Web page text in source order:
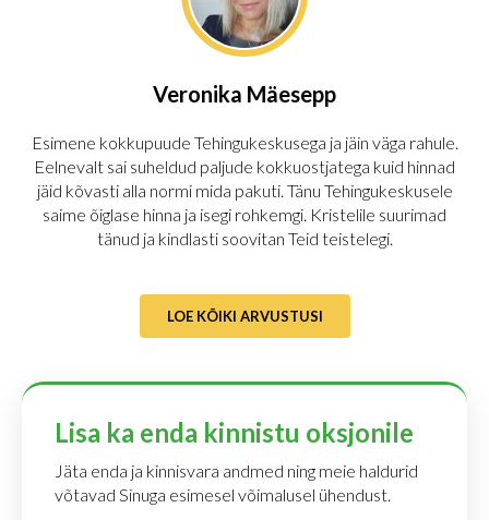
Veronika Mäesepp
Esimene kokkupuude Tehingukeskusega ja jäin väga rahule.
Eelnevalt sai suheldud paljude kokkuostjatega kuid hinnad
jäid kõvasti alla normi mida pakuti. Tänu Tehingukeskusele
saime õiglase hinna ja isegi rohkemgi. Kristelile suurimad
tänud ja kindlasti soovitan Teid teistelegi.
LOE KÕIKI ARVUSTUSI
Lisa ka enda kinnistu oksjonile
Jäta enda ja kinnisvara andmed ning meie haldurid
võtavad Sinuga esimesel võimalusel ühendust.